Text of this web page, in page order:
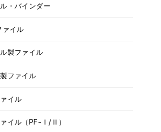
・バインダー
ァイル
製ファイル
ファイル
イル
イル（PF-Ⅰ/Ⅱ）